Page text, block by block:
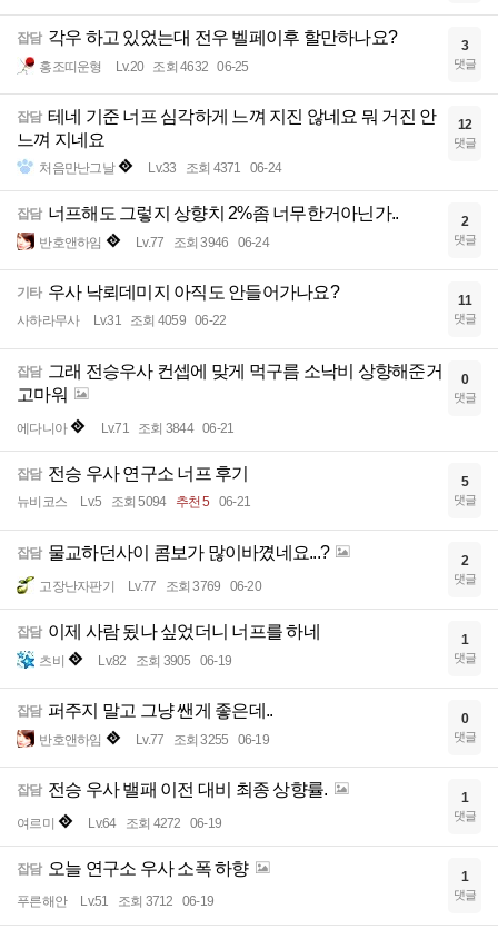
잡담 각우 하고 있었는대 전우 벨페이후 할만하나요?
홍조띠운형 Lv.20 조회 4632 06-25
3
댓글
잡담 테네 기준 너프 심각하게 느껴 지진 않네요 뭐 거진 안
느껴 지네요
처음만난그날 Lv.33 조회 4371 06-24
12
댓글
잡담 너프해도 그렇지 상향치 2%좀 너무한거아닌가..
반호앤하임 Lv.77 조회 3946 06-24
2
댓글
기타 우사 낙뢰데미지 아직도 안들어가나요?
사하라무사 Lv.31 조회 4059 06-22
11
댓글
잡담 그래 전승우사 컨셉에 맞게 먹구름 소낙비 상향해준거
고마워
에다니아 Lv.71 조회 3844 06-21
0
댓글
잡담 전승 우사 연구소 너프 후기
뉴비코스 Lv.5 조회 5094 추천 5 06-21
5
댓글
잡담 물교하던사이 콤보가 많이바꼈네요...?
고장난자판기 Lv.77 조회 3769 06-20
2
댓글
잡담 이제 사람 됬나 싶었더니 너프를 하네
츠비 Lv.82 조회 3905 06-19
1
댓글
잡담 퍼주지 말고 그냥 쌘게 좋은데..
반호앤하임 Lv.77 조회 3255 06-19
0
댓글
잡담 전승 우사 밸패 이전 대비 최종 상향률.
여르미 Lv.64 조회 4272 06-19
1
댓글
잡담 오늘 연구소 우사 소폭 하향
푸른해안 Lv.51 조회 3712 06-19
1
댓글